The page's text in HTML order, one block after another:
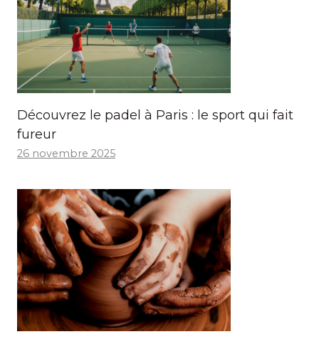
Découvrez le padel à Paris : le sport qui fait
fureur
26 novembre 2025